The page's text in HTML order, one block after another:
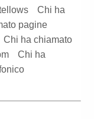
Chi ha
pagine
Chi ha chiamato
Chi ha